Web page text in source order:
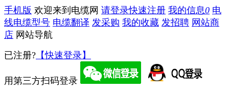
手机版 欢迎来到电缆网 请登录快速注册 我的信息0 电
线电缆型号 电缆翻译 发采购 我的收藏 发招聘 网站商
店 网站导航
已注册? 【快速登录】
用第三方扫码登录